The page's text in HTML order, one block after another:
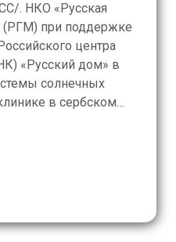
. НКО «Русская
(РГМ) при поддержке
центра
«Русский дом» в
солнечных
в сербском
«Русского дома» в
солнечных
пятницу, а 3 июля […]